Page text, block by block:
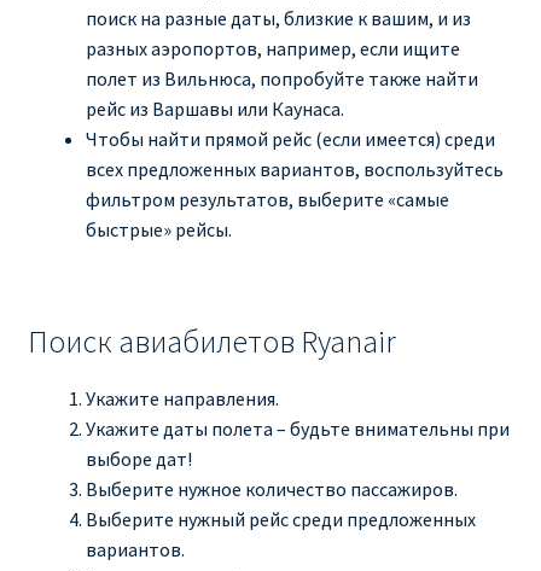
поиск на разные даты, близкие к вашим, и из
разных аэропортов, например, если ищите
полет из Вильнюса, попробуйте также найти
рейс из Варшавы или Каунаса.
Чтобы найти прямой рейс (если имеется) среди
всех предложенных вариантов, воспользуйтесь
фильтром результатов, выберите «самые
быстрые» рейсы.
Поиск авиабилетов Ryanair
Укажите направления.
Укажите даты полета – будьте внимательны при
выборе дат!
Выберите нужное количество пассажиров.
Выберите нужный рейс среди предложенных
вариантов.